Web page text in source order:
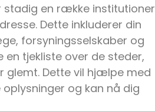
stadig en række institutioner
Dette inkluderer din
forsyningsselskaber og
tjekliste over de steder,
glemt. Dette vil hjælpe med
og kan nå dig